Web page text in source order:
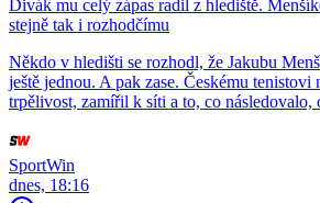
Divák mu celý zápas radil z hlediště.
stejně tak i rozhodčímu
Někdo v hledišti se rozhodl, že Jakubu
ještě jednou. A pak zase. Českému tenistovi
trpělivost, zamířil k síti a to, co následovalo,
SportWin
dnes, 18:16